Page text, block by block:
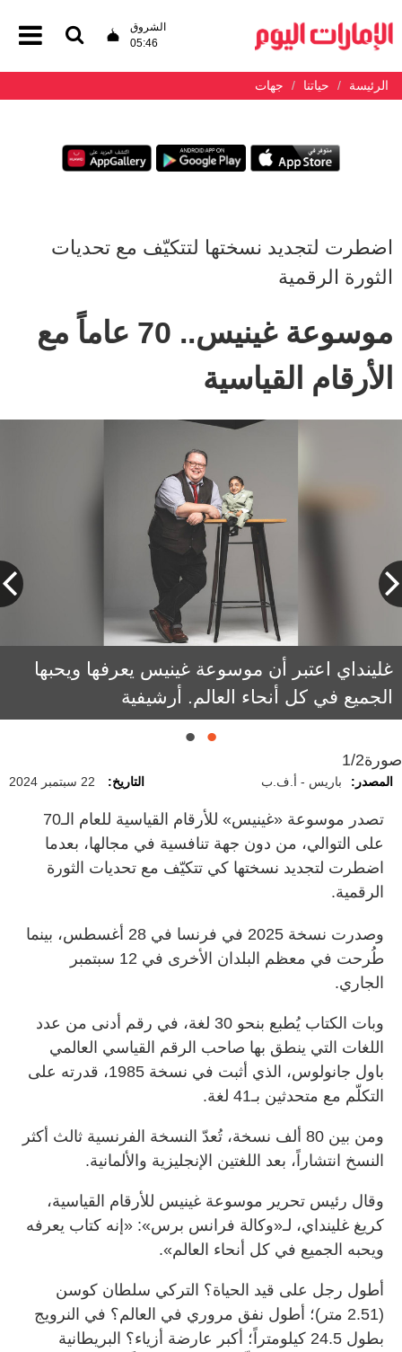
الشروق
05:46
الرئيسة حياتنا جهات
اضطرت لتجديد نسختها لتتكيّف مع تحديات
الثورة الرقمية
موسوعة غينيس.. 70 عاماً مع
الأرقام القياسية
غلينداي اعتبر أن موسوعة غينيس يعرفها ويحبها
الجميع في كل أنحاء العالم. أرشيفية
نسخة 2025 من الموسوعة صدرت أخيراً. أرشيفية
صورة1/2
المصدر: باريس - أ.ف.ب التاريخ: 22 سبتمبر 2024
تصدر موسوعة «غينيس» للأرقام القياسية للعام الـ70
على التوالي، من دون جهة تنافسية في مجالها، بعدما
اضطرت لتجديد نسختها كي تتكيّف مع تحديات الثورة
الرقمية.
وصدرت نسخة 2025 في فرنسا في 28 أغسطس، بينما
طُرحت في معظم البلدان الأخرى في 12 سبتمبر
الجاري.
وبات الكتاب يُطبع بنحو 30 لغة، في رقم أدنى من عدد
اللغات التي ينطق بها صاحب الرقم القياسي العالمي
باول جانولوس، الذي أثبت في نسخة 1985، قدرته على
التكلّم مع متحدثين بـ41 لغة.
ومن بين 80 ألف نسخة، تُعدّ النسخة الفرنسية ثالث أكثر
النسخ انتشاراً، بعد اللغتين الإنجليزية والألمانية.
وقال رئيس تحرير موسوعة غينيس للأرقام القياسية،
كريغ غلينداي، لـ«وكالة فرانس برس»: «إنه كتاب يعرفه
ويحبه الجميع في كل أنحاء العالم».
أطول رجل على قيد الحياة؟ التركي سلطان كوسن
(2.51 متر)؛ أطول نفق مروري في العالم؟ في النرويج
بطول 24.5 كيلومتراً؛ أكبر عارضة أزياء؟ البريطانية